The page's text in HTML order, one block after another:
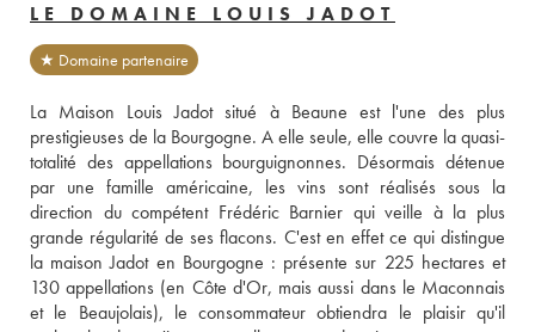
LE DOMAINE LOUIS JADOT
★ Domaine partenaire
La Maison Louis Jadot situé à Beaune est l'une des plus
prestigieuses de la Bourgogne. A elle seule, elle couvre la quasi-
totalité des appellations bourguignonnes. Désormais détenue
par une famille américaine, les vins sont réalisés sous la
direction du compétent Frédéric Barnier qui veille à la plus
grande régularité de ses flacons. C'est en effet ce qui distingue
la maison Jadot en Bourgogne : présente sur 225 hectares et
130 appellations (en Côte d'Or, mais aussi dans le Maconnais
et le Beaujolais), le consommateur obtiendra le plaisir qu'il